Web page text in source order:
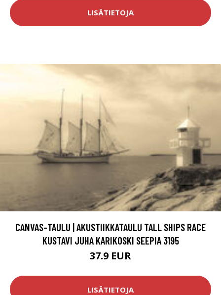
LISÄTIETOJA
CANVAS-TAULU | AKUSTIIKKATAULU TALL SHIPS RACE
KUSTAVI JUHA KARIKOSKI SEEPIA 3195
37.9 EUR
LISÄTIETOJA